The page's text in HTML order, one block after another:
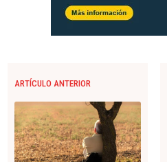
ARTÍCULO ANTERIOR